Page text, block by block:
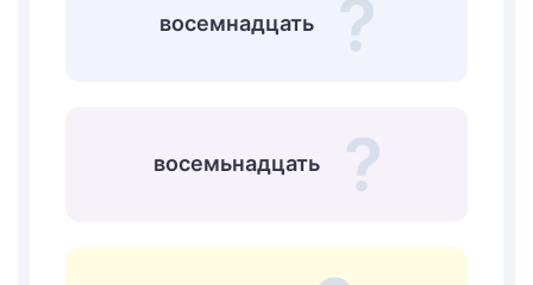
восемнадцать
восемьнадцать